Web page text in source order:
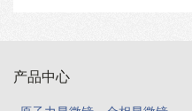
产品中心